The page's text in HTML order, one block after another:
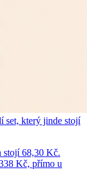
set, který jinde stojí
stojí 68,30 Kč.
Kč, přímo u